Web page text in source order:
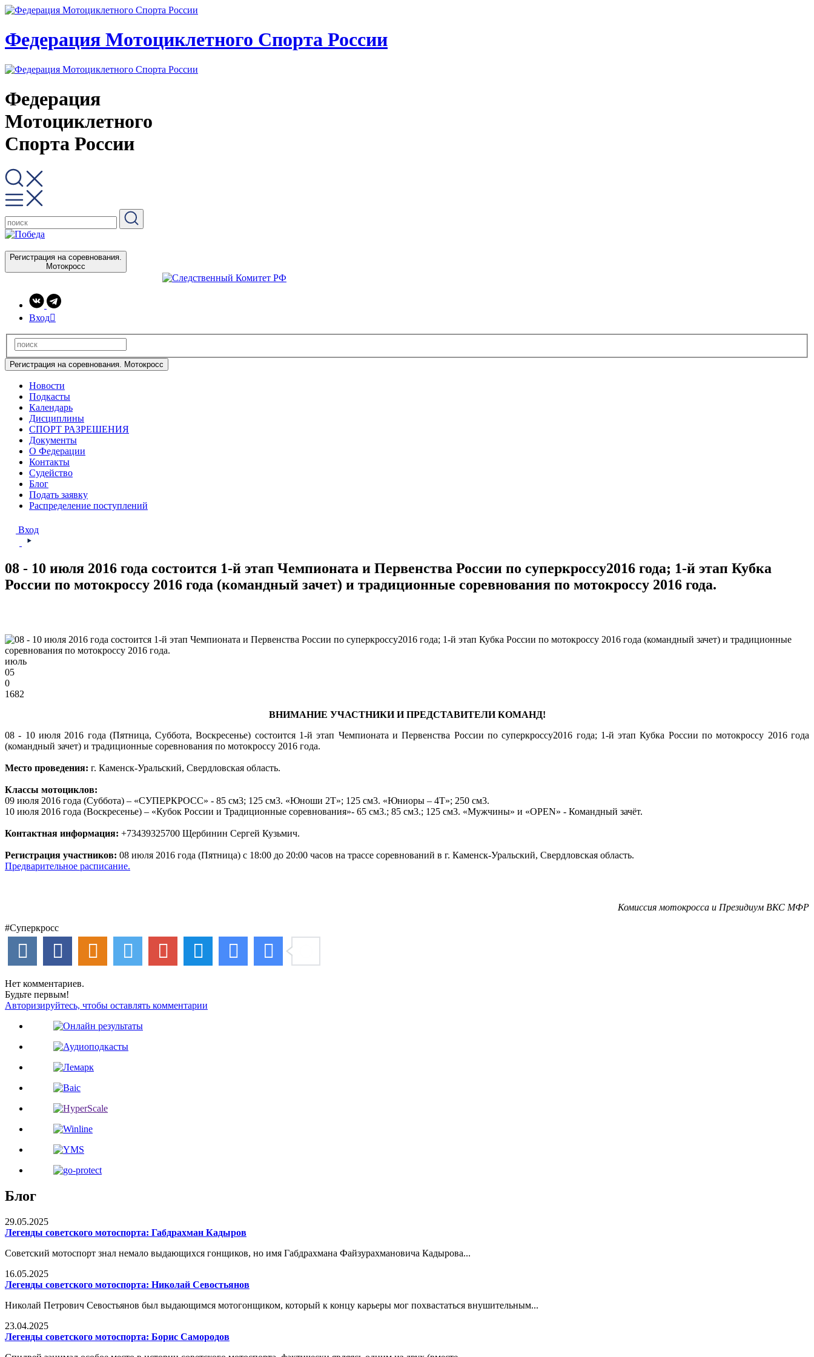
Федерация Мотоциклетного Спорта России
Федерация
Мотоциклетного
Спорта России
Регистрация на соревнования.
Мотокросс
Вход
Регистрация на соревнования. Мотокросс
Новости
Подкасты
Календарь
Дисциплины
СПОРТ РАЗРЕШЕНИЯ
Документы
О Федерации
Контакты
Судейство
Блог
Подать заявку
Распределение поступлений
Вход
08 - 10 июля 2016 года состоится 1-й этап Чемпионата и Первенства России по суперкроссу2016 года; 1-й этап Кубка
России по мотокроссу 2016 года (командный зачет) и традиционные соревнования по мотокроссу 2016 года.
июль
05
0
1682
ВНИМАНИЕ УЧАСТНИКИ И ПРЕДСТАВИТЕЛИ КОМАНД!
08 - 10 июля 2016 года (Пятница, Суббота, Воскресенье) состоится 1-й этап Чемпионата и Первенства России по суперкроссу2016 года; 1-й этап Кубка России по мотокроссу 2016 года
(командный зачет) и традиционные соревнования по мотокроссу 2016 года.
Место проведения: г. Каменск-Уральский, Свердловская область.
Классы мотоциклов:
09 июля 2016 года (Суббота) – «СУПЕРКРОСС» - 85 см3; 125 см3. «Юноши 2Т»; 125 см3. «Юниоры – 4Т»; 250 см3.
10 июля 2016 года (Воскресенье) – «Кубок России и Традиционные соревнования»- 65 см3.; 85 см3.; 125 см3. «Мужчины» и «OPEN» - Командный зачёт.
Контактная информация: +73439325700 Щербинин Сергей Кузьмич.
Регистрация участников: 08 июля 2016 года (Пятница) с 18:00 до 20:00 часов на трассе соревнований в г. Каменск-Уральский, Свердловская область.
Предварительное расписание.
Комиссия мотокросса и Президиум ВКС МФР
#Суперкросс
Нет комментариев.
Будьте первым!
Авторизируйтесь, чтобы оставлять комментарии
Блог
29.05.2025
Легенды советского мотоспорта: Габдрахман Кадыров
Советский мотоспорт знал немало выдающихся гонщиков, но имя Габдрахмана Файзурахмановича Кадырова...
16.05.2025
Легенды советского мотоспорта: Николай Севостьянов
Николай Петрович Севостьянов был выдающимся мотогонщиком, который к концу карьеры мог похвастаться внушительным...
23.04.2025
Легенды советского мотоспорта: Борис Самородов